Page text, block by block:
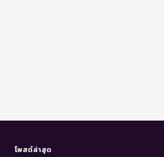
โพสต์ล่าสุด